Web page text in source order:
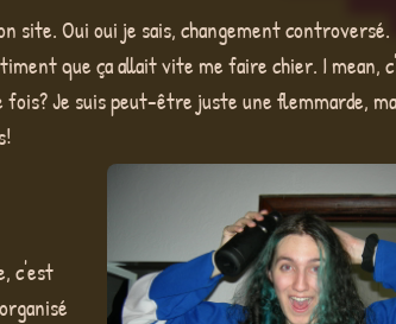
site. Oui oui je sais, changement controversé.
que ça allait vite me faire chier. I mean,
Je suis peut-être juste une flemmarde,
c'est